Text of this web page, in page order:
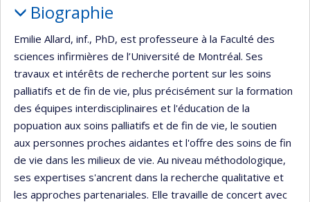
Biographie
Emilie Allard, inf., PhD, est professeure à la Faculté des
sciences infirmières de l’Université de Montréal. Ses
travaux et intérêts de recherche portent sur les soins
palliatifs et de fin de vie, plus précisément sur la formation
des équipes interdisciplinaires et l'éducation de la
popuation aux soins palliatifs et de fin de vie, le soutien
aux personnes proches aidantes et l'offre des soins de fin
de vie dans les milieux de vie. Au niveau méthodologique,
ses expertises s'ancrent dans la recherche qualitative et
les approches partenariales. Elle travaille de concert avec